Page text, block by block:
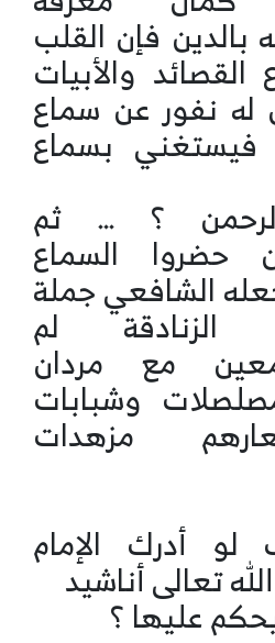
فإن القلب
والأبيات
له نفور عن سماع
فيستغني بسماع
؟ … ثم
حضروا السماع
الشافعي جملة
لم
مع مردان
وشبابات
مزهدات
أدرك الإمام
تعالى أناشيد
عليها ؟